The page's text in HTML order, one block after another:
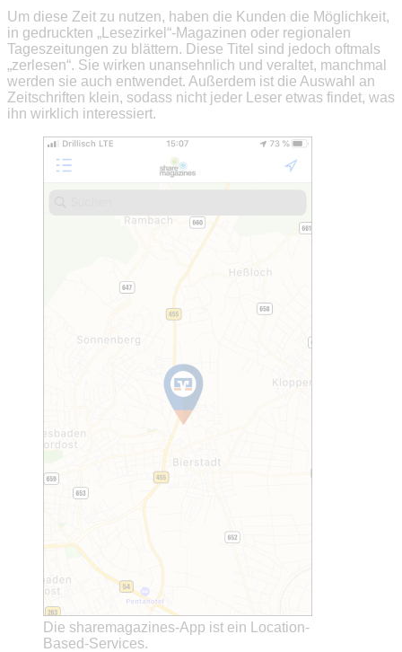
Um diese Zeit zu nutzen, haben die Kunden die Möglichkeit,
in gedruckten „Lesezirkel“-Magazinen oder regionalen
Tageszeitungen zu blättern. Diese Titel sind jedoch oftmals
„zerlesen“. Sie wirken unansehnlich und veraltet, manchmal
werden sie auch entwendet. Außerdem ist die Auswahl an
Zeitschriften klein, sodass nicht jeder Leser etwas findet, was
ihn wirklich interessiert.
Die sharemagazines-App ist ein Location-
Based-Services.